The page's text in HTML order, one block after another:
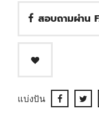
สอบถามผ่าน
แบ่งปัน